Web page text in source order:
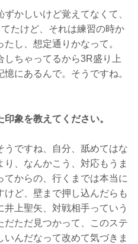
かしいけど覚えてなくて、
たけど、それは練習の時か
し、想定通りかなって。
しちゃってるから3R盛り上
にあるんで。そうですね。
象を教えてください。
ですね、自分、舐めてはな
、なんかこう、対応もうま
てからの、行くまでは本当に
ど、壁まで押し込んだらも
上聖矢、対戦相手っていう
だただ見つかって、このステ
んだなって改めて気づきま